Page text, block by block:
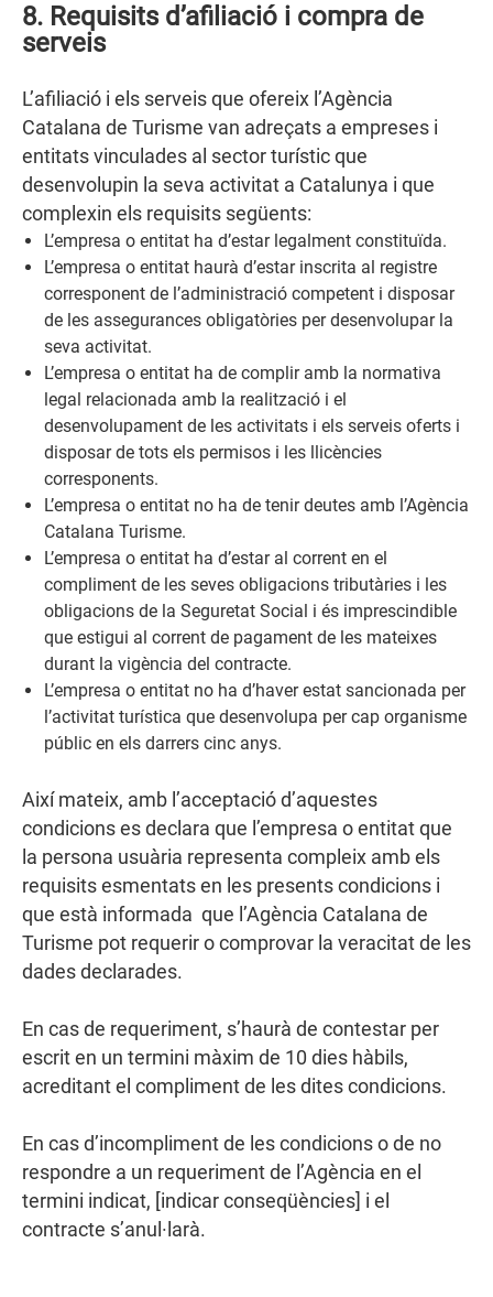
8. Requisits d’afiliació i compra de
serveis
L’afiliació i els serveis que ofereix l’Agència
Catalana de Turisme van adreçats a empreses i
entitats vinculades al sector turístic que
desenvolupin la seva activitat a Catalunya i que
complexin els requisits següents:
L’empresa o entitat ha d’estar legalment constituïda.
L’empresa o entitat haurà d’estar inscrita al registre
corresponent de l’administració competent i disposar
de les assegurances obligatòries per desenvolupar la
seva activitat.
L’empresa o entitat ha de complir amb la normativa
legal relacionada amb la realització i el
desenvolupament de les activitats i els serveis oferts i
disposar de tots els permisos i les llicències
corresponents.
L’empresa o entitat no ha de tenir deutes amb l’Agència
Catalana Turisme.
L’empresa o entitat ha d’estar al corrent en el
compliment de les seves obligacions tributàries i les
obligacions de la Seguretat Social i és imprescindible
que estigui al corrent de pagament de les mateixes
durant la vigència del contracte.
L’empresa o entitat no ha d’haver estat sancionada per
l’activitat turística que desenvolupa per cap organisme
públic en els darrers cinc anys.
Així mateix, amb l’acceptació d’aquestes
condicions es declara que l’empresa o entitat que
la persona usuària representa compleix amb els
requisits esmentats en les presents condicions i
que està informada que l’Agència Catalana de
Turisme pot requerir o comprovar la veracitat de les
dades declarades.
En cas de requeriment, s’haurà de contestar per
escrit en un termini màxim de 10 dies hàbils,
acreditant el compliment de les dites condicions.
En cas d’incompliment de les condicions o de no
respondre a un requeriment de l’Agència en el
termini indicat, [indicar conseqüències] i el
contracte s’anul·larà.